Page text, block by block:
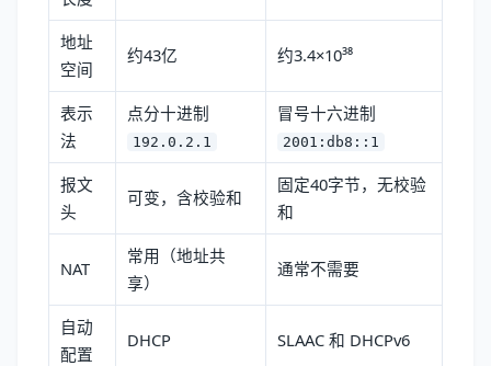
地址
空间
约43亿 约3.4×10³⁸
表示
法
点分十进制
192.0.2.1
冒号十六进制
2001:db8::1
报文
头
可变，含校验和
固定40字节，无校验
和
NAT
常用（地址共
享）
通常不需要
自动
配置
DHCP SLAAC 和 DHCPv6